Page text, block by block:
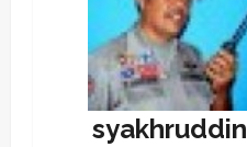
syakhruddin